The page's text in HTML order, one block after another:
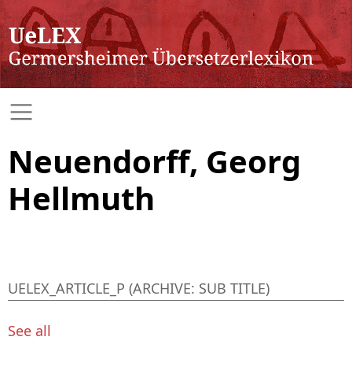
Neuendorff, Georg
Hellmuth
UELEX_ARTICLE_P (ARCHIVE: SUB TITLE)
See all